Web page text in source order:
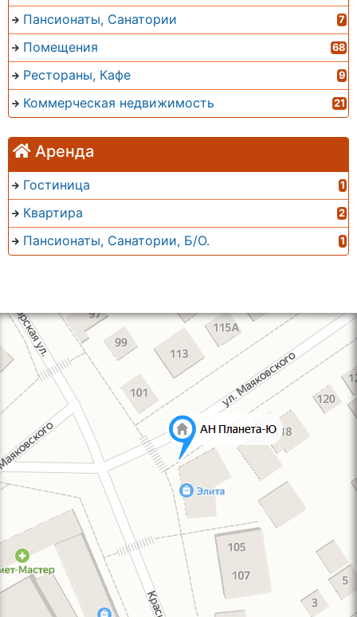
Пансионаты, Санатории 7
Помещения 68
Рестораны, Кафе 9
Коммерческая недвижимость 21
Аренда
Гостиница 1
Квартира 2
Пансионаты, Санатории, Б/О. 1